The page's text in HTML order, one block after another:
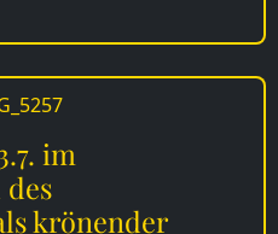
im
krönender